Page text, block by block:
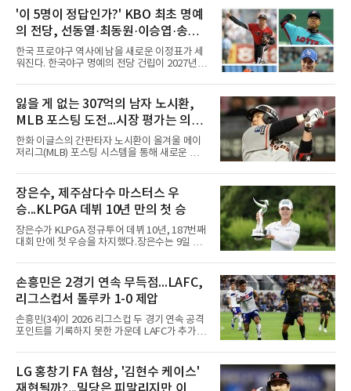
'이 5명이 정답인가?' KBO 최초 명예
의 전당, 선동열·최동원·이승엽·송진
우·김응용을 둘러싼 논쟁
한국 프로야구 역사에 남을 새로운 이정표가 세
워진다. 한국야구 명예의 전당 건립이 2027년으
문으로 향하고 있다. "누가 한국 야구 최초의 명
예의 전당 헌액자가 될 것인가?"현재 가장 많이
거론되는 후보군은 선동열, 최동원, 이승엽, 송
진우, 그리고 김응용 감독이다. 한국 야구의 시
대별 상징성과 업적을 고려하면 충분히 설득력
있는 이름들이다.선동열은 한국 야구가 배출한
최고의 투수로 평가받는다. 해태 시절 통산 146
프로야구에서도 성공하며 한국 선수의 해외 진
출 가능성을 보여준 상징적인 존
잃을 게 없는 307억의 남자 노시환,
MLB 포스팅 도전...시장 평가는 의외
일 수 있어
한화 이글스의 간판타자 노시환이 올겨울 메이
저리그(MLB) 포스팅 시스템을 통해 새로운 도전
KBO리그 사상 초유의 비FA 다년 계약을 체결하
면서 동시에 해외 진출 가능성을 열어두는 조항
을 포함했다. 국내에서 이미 최고 수준의 대우와
확실한 입지를 확보한 만큼, 이번 메이저리그 도
전은 생존을 건 승부수가 아니다.오히려 잃을 것
이 없는 도전에 가깝다. 노시환은 이미 KBO리그
에서 연평균 약 28억 원에 달하는 대형 계약과
라도 돌아올 곳이 확실하다.그렇다고 포스팅 도
전의 의미가 작아지는 것은 아
장은수, 제주삼다수 마스터스 우
승...KLPGA 데뷔 10년 만의 첫 승
장은수가 KLPGA 정규투어 데뷔 10년, 187번째
대회 만에 첫 우승을 차지했다.장은수는 9일 제
서 열린 제주삼다수 마스터스(총상금 10억원)
최종 4라운드에서 보기 없이 버디 3개를 잡아 합
계 14언더파 274타를 기록했다. 13언더파 275
타 공동 2위 강채연, 문정민을 1타 차로 제치고
우승 상금 1억8천만원을 받았다.2017년 신인왕
출신인 그는 상비군과 국가대표를 거쳤지만
2020시즌 이후 세 차례 정규투어 출전권을 잃고
다 16번 홀(파4)에서 두 번째 샷을 홀 3ｍ에 붙여
버디를 잡고 단독 선두에 나섰다
손흥민은 2경기 연속 무득점...LAFC,
리그스컵서 톨루카 1-0 제압
손흥민(34)이 2026 리그스컵 두 경기 연속 공격
포인트를 기록하지 못한 가운데 LAFC가 추가시
간) 미국 로스앤젤레스 BMO 스타디움에서 열린
멕시코 리가 MX 톨루카와의 조별리그 2차전에
최전방 공격수로 선발 출전했으나 슈팅 없이 후
LG 홍창기 FA 협상, '김현수 케이스'